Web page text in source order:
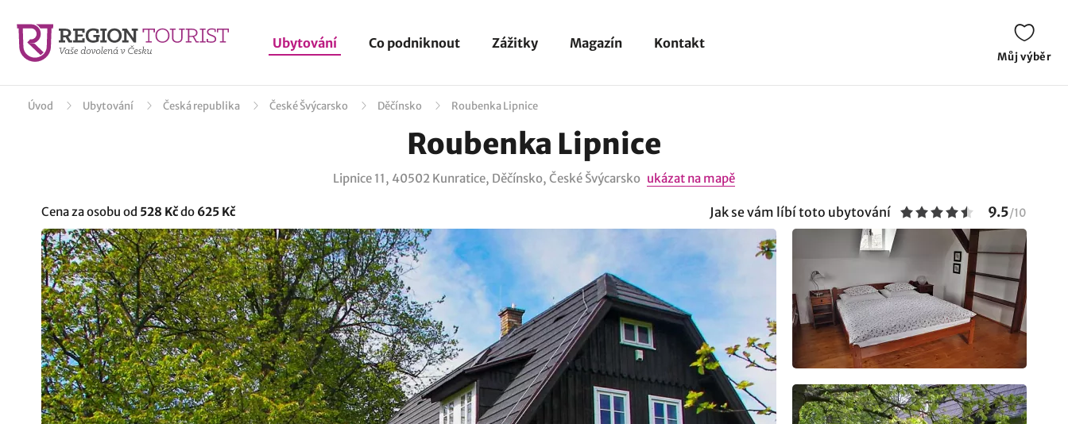
Ubytování Co podniknout Zážitky Magazín Kontakt
Můj výběr
Úvod Ubytování Česká republika České Švýcarsko Děčínsko Roubenka Lipnice
Roubenka Lipnice
Lipnice 11, 40502 Kunratice, Děčínsko, České Švýcarsko ukázat na mapě
Cena za osobu od 528 Kčdo 625 Kč Jak se vám líbí toto ubytování 9.5/10